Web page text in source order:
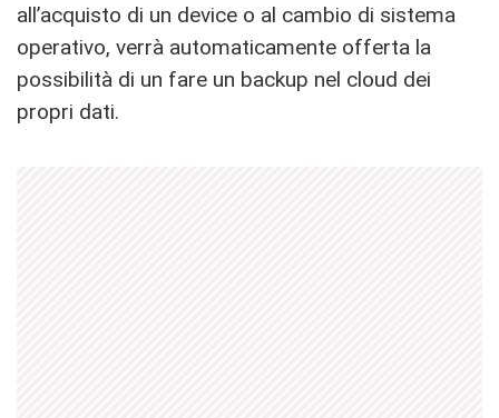
all’acquisto di un device o al cambio di sistema
operativo, verrà automaticamente offerta la
possibilità di un fare un backup nel cloud dei
propri dati.